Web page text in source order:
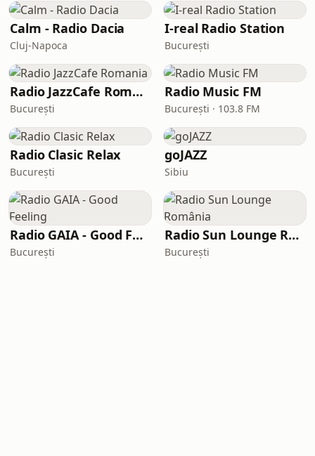
Calm - Radio Dacia
Cluj-Napoca
I-real Radio Station
București
Radio JazzCafe Romania
București
Radio Music FM
București · 103.8 FM
Radio Clasic Relax
București
goJAZZ
Sibiu
Radio GAIA - Good Feeling
București
Radio Sun Lounge România
București